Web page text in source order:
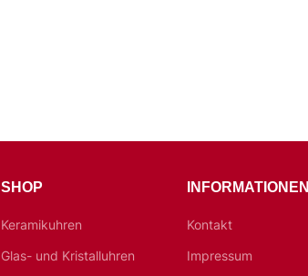
SHOP
Keramikuhren
Glas- und Kristalluhren
INFORMATIONEN
Kontakt
Impressum